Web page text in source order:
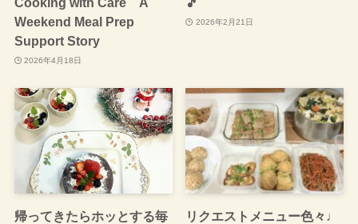
Weekend Meal Prep
Support Story
2026年4月18日
2026年2月21日
帰ってきたらホッとする毎
リクエストメニュー色々♩